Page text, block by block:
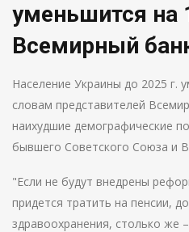
уменьшится на
Всемирный
Население Украины до 2025 г.
словам представителей
наихудшие демографические
бывшего Советского Союза и
"Если не будут внедрены
придется тратить на пенсии,
здравоохранения, столько же